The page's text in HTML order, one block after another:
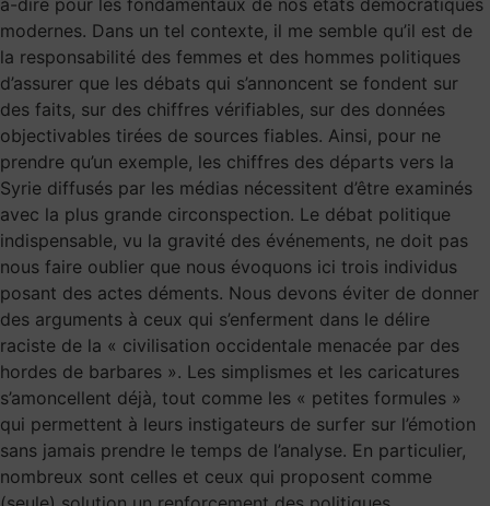
modernes. Dans un tel contexte, il me semble qu’il est de
la responsabilité des femmes et des hommes politiques
d’assurer que les débats qui s’annoncent se fondent sur
des faits, sur des chiffres vérifiables, sur des données
objectivables tirées de sources fiables. Ainsi, pour ne
prendre qu’un exemple, les chiffres des départs vers la
Syrie diffusés par les médias nécessitent d’être examinés
avec la plus grande circonspection. Le débat politique
indispensable, vu la gravité des événements, ne doit pas
nous faire oublier que nous évoquons ici trois individus
posant des actes déments. Nous devons éviter de donner
des arguments à ceux qui s’enferment dans le délire
raciste de la « civilisation occidentale menacée par des
hordes de barbares ». Les simplismes et les caricatures
s’amoncellent déjà, tout comme les « petites formules »
qui permettent à leurs instigateurs de surfer sur l’émotion
sans jamais prendre le temps de l’analyse. En particulier,
nombreux sont celles et ceux qui proposent comme